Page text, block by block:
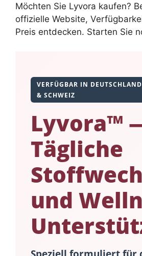
Möchten Sie Lyvora kaufen?
offizielle Website,
Preis entdecken. Starten Sie
VERFÜGBAR IN
& SCHWEIZ
Lyvora™
Tägliche
und